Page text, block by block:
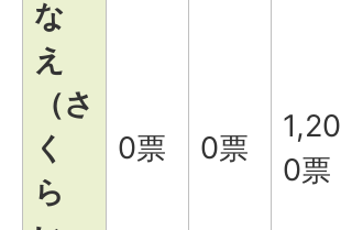
な
え
（さ
く
ら
0票 0票
1,20
0票